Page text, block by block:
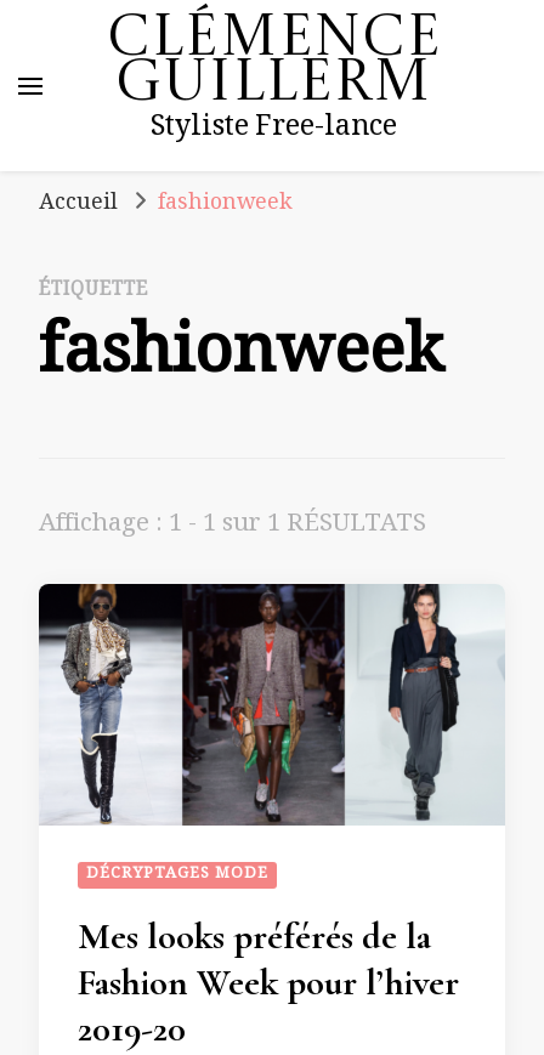
Clémence
Guillerm
Styliste Free-lance
Accueil fashionweek
ÉTIQUETTE
fashionweek
Affichage : 1 - 1 sur 1 RÉSULTATS
DÉCRYPTAGES MODE
Mes looks préférés de la
Fashion Week pour l’hiver
2019-20